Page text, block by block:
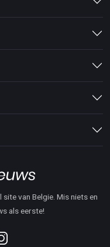
van Belgie. Mis niets en
als eerste!